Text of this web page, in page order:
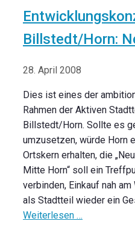
Billstedt/Horn:
28. April 2008
Dies ist eines der
Rahmen der Aktiven
Billstedt/Horn. Sollte es
umzusetzen, würde Horn
Ortskern erhalten, die
Mitte Horn“ soll ein
verbinden, Einkauf nah
als Stadtteil wieder ein
Weiterlesen …